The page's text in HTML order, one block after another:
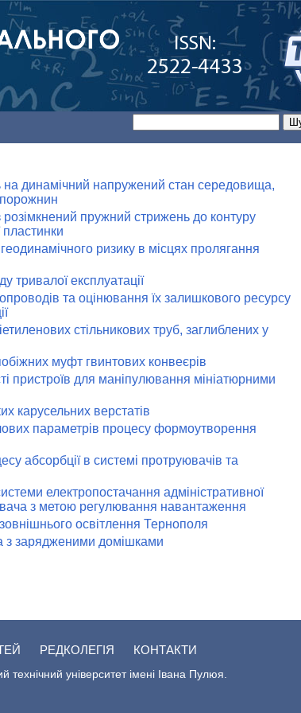
динамічний напружений стан середовища,
пружний стрижень до контуру
пластинки
ризику в місцях пролягання
тривалої експлуатації
та оцінювання їх залишкового ресурсу
стільникових труб, заглиблених у
муфт гвинтових конвеєрів
пристроїв для маніпулювання мініатюрними
карусельних верстатів
параметрів процесу формоутворення
абсорбції в системі протруювачів та
електропостачання адміністративної
з метою регулювання навантаження
освітлення Тернополя
з зарядженими домішками
РЕДКОЛЕГІЯ КОНТАКТИ
університет імені Івана Пулюя.